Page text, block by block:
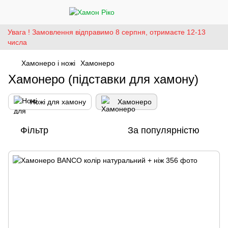
Увага ! Замовлення відправимо 8 серпня, отримаєте 12-13
числа
Хамонеро і ножі Хамонеро
Хамонеро (підставки для хамону)
Ножі для хамону Хамонеро
Фільтр За популярністю